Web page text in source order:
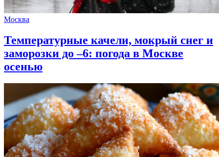
Москва
Температурные качели, мокрый снег и
заморозки до –6: погода в Москве
осенью